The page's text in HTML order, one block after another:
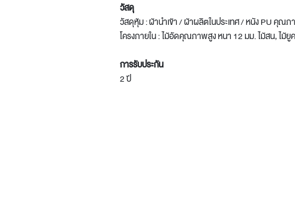
วัสดุ
วัสดุหุ้ม : ผ้านำเข้า / ผ้าผลิตในประเทศ / หนัง PU คุณ
โครงภายใน : ไม้อัดคุณภาพสูง หนา 12 มม. ไม้สน, ไม้
การรับประกัน
2 ปี